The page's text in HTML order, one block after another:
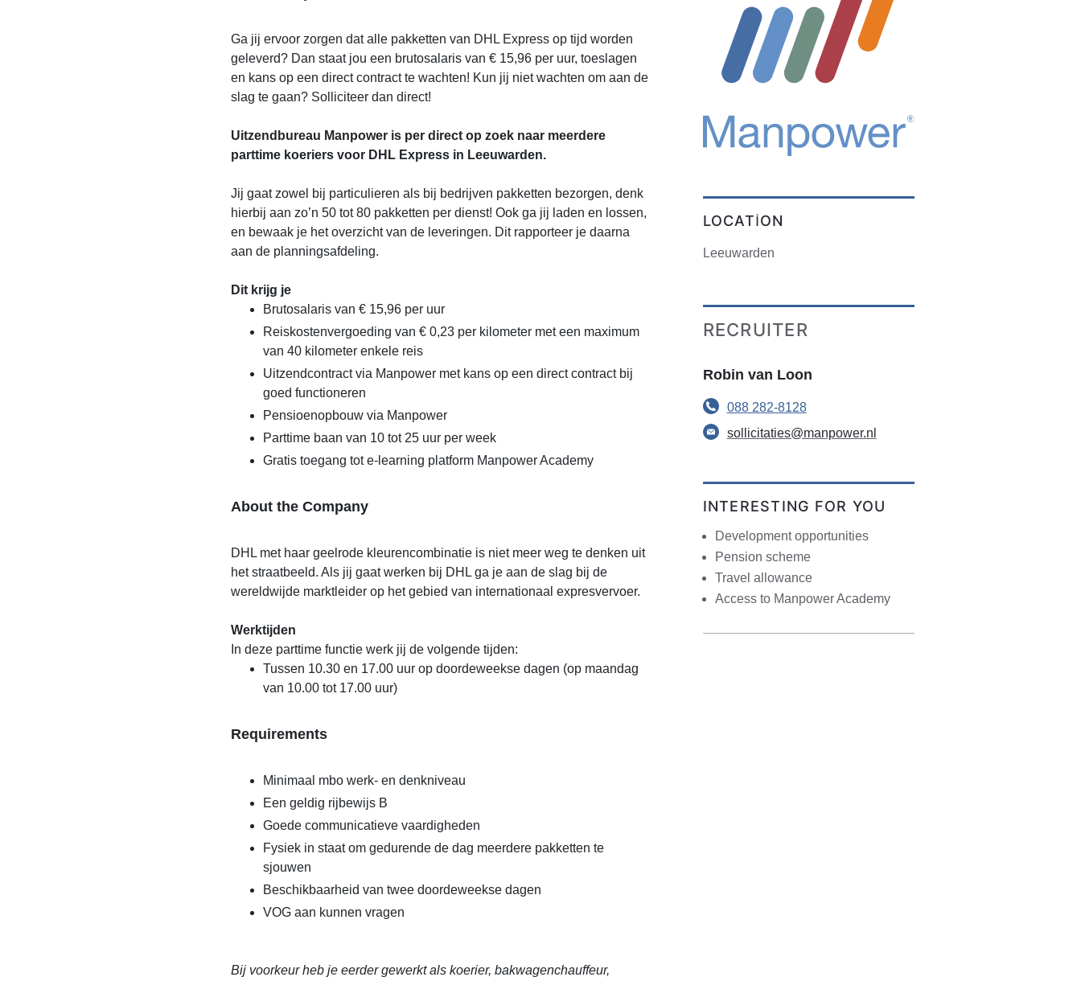
Ga jij ervoor zorgen dat alle pakketten van DHL Express op tijd worden
geleverd? Dan staat jou een brutosalaris van € 15,96 per uur, toeslagen
en kans op een direct contract te wachten! Kun jij niet wachten om aan de
slag te gaan? Solliciteer dan direct!
Uitzendbureau Manpower is per direct op zoek naar meerdere
parttime koeriers voor DHL Express in Leeuwarden.
Jij gaat zowel bij particulieren als bij bedrijven pakketten bezorgen, denk
hierbij aan zo’n 50 tot 80 pakketten per dienst! Ook ga jij laden en lossen,
en bewaak je het overzicht van de leveringen. Dit rapporteer je daarna
aan de planningsafdeling.
Dit krijg je
Brutosalaris van € 15,96 per uur
Reiskostenvergoeding van € 0,23 per kilometer met een maximum
van 40 kilometer enkele reis
Uitzendcontract via Manpower met kans op een direct contract bij
goed functioneren
Pensioenopbouw via Manpower
Parttime baan van 10 tot 25 uur per week
Gratis toegang tot e-learning platform Manpower Academy
About the Company
DHL met haar geelrode kleurencombinatie is niet meer weg te denken uit
het straatbeeld. Als jij gaat werken bij DHL ga je aan de slag bij de
wereldwijde marktleider op het gebied van internationaal expresvervoer.
Werktijden
In deze parttime functie werk jij de volgende tijden:
Tussen 10.30 en 17.00 uur op doordeweekse dagen (op maandag
van 10.00 tot 17.00 uur)
Requirements
Minimaal mbo werk- en denkniveau
Een geldig rijbewijs B
Goede communicatieve vaardigheden
Fysiek in staat om gedurende de dag meerdere pakketten te
sjouwen
Beschikbaarheid van twee doordeweekse dagen
VOG aan kunnen vragen
Bij voorkeur heb je eerder gewerkt als koerier, bakwagenchauffeur,
LOCATION
Leeuwarden
RECRUITER
Robin van Loon
088 282-8128
sollicitaties@manpower.nl
INTERESTING FOR YOU
Development opportunities
Pension scheme
Travel allowance
Access to Manpower Academy